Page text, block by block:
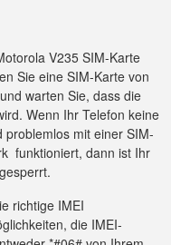
V235 SIM-Karte
Sie eine SIM-Karte von
warten Sie, dass die
Wenn Ihr Telefon keine
mit einer SIM-
funktioniert, dann ist Ihr
richtige IMEI
die IMEI-